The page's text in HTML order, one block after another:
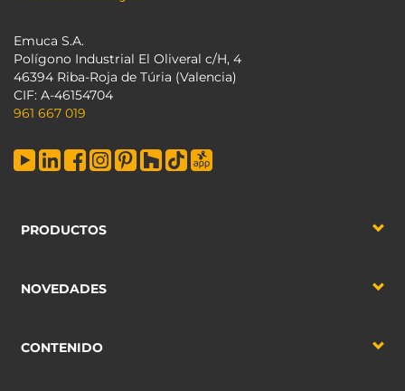
Emuca S.A.
Polígono Industrial El Oliveral c/H, 4
46394 Riba-Roja de Túria (Valencia)
CIF: A-46154704
961 667 019
PRODUCTOS
NOVEDADES
CONTENIDO